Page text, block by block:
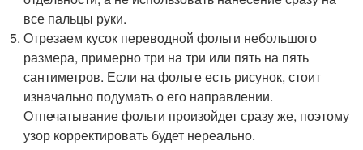
все пальцы руки.
Отрезаем кусок переводной фольги небольшого
размера, примерно три на три или пять на пять
сантиметров. Если на фольге есть рисунок, стоит
изначально подумать о его направлении.
Отпечатывание фольги произойдет сразу же, поэтому
узор корректировать будет нереально.